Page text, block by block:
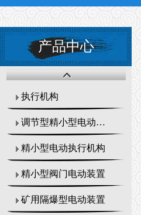
产品中心
执行机构
调节型精小型电动执行器
精小型电动执行机构
精小型阀门电动装置
矿用隔爆型电动装置